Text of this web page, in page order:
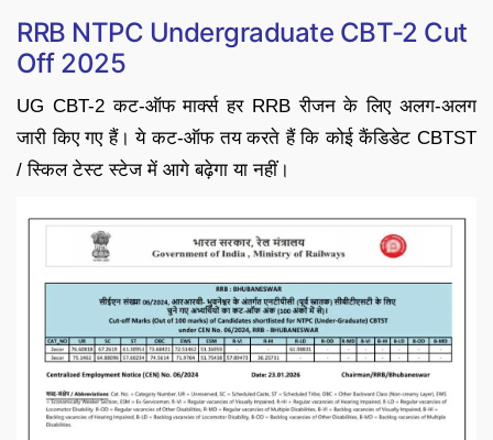
RRB NTPC Undergraduate CBT-2 Cut
Off 2025
UG CBT-2 कट-ऑफ मार्क्स हर RRB रीजन के लिए अलग-अलग
जारी किए गए हैं। ये कट-ऑफ तय करते हैं कि कोई कैंडिडेट CBTST
/ स्किल टेस्ट स्टेज में आगे बढ़ेगा या नहीं।